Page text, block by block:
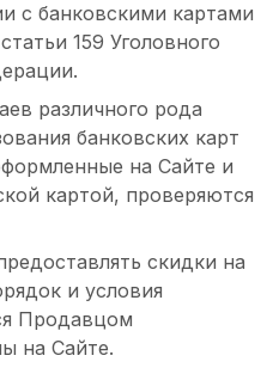
с банковскими картами
159 Уголовного
различного рода
банковских карт
на Сайте и
картой, проверяются
скидки на
и условия
Продавцом
на Сайте.